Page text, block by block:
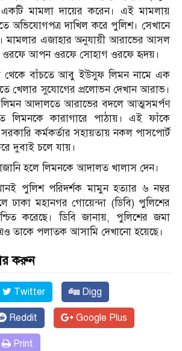
মামলা দায়ের করেন। এই মামলায়
অভিযোগপত্র দাখিল করে পুলিশ। সেখানে
মামলার এজাহার অনুযায়ী আরাভের আসল
ওরফে আপন ওরফে সোহাগ ওরফে হৃদয়।
থেকে বাঁচতে আবু ইউসুফ লিমন নামে এক
খেলার সুযোগের প্রলোভন দেখান আরাভ।
আদালতে আরাভের বদলে আত্মসমর্পণ
লিমনকে কারাগারে পাঠায়। এই ফাঁকে
কর্মকর্তার সহায়তায় নকল পাসপোর্ট
দুবাই চলে যায়।
হলে লিমনকে আদালত খালাস দেন।
পুলিশ পরিদর্শক মামুন হত্যার ৬ নম্বর
ঢাকা মহানগর গোয়েন্দা (ডিবি) পুলিশের
করেছে। ডিবি জানায়, পুলিশের জমা
তাকে পলাতক আসামি দেখানো হয়েছে।
করুন
Twitter Digg
Reddit Google Plus
Print